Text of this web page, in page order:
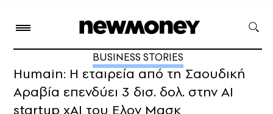
BUSINESS STORIES
Humain: Η εταιρεία από τη Σαουδική
Αραβία επενδύει 3 δισ. δολ. στην AI
startup xAI του Ελον Μασκ